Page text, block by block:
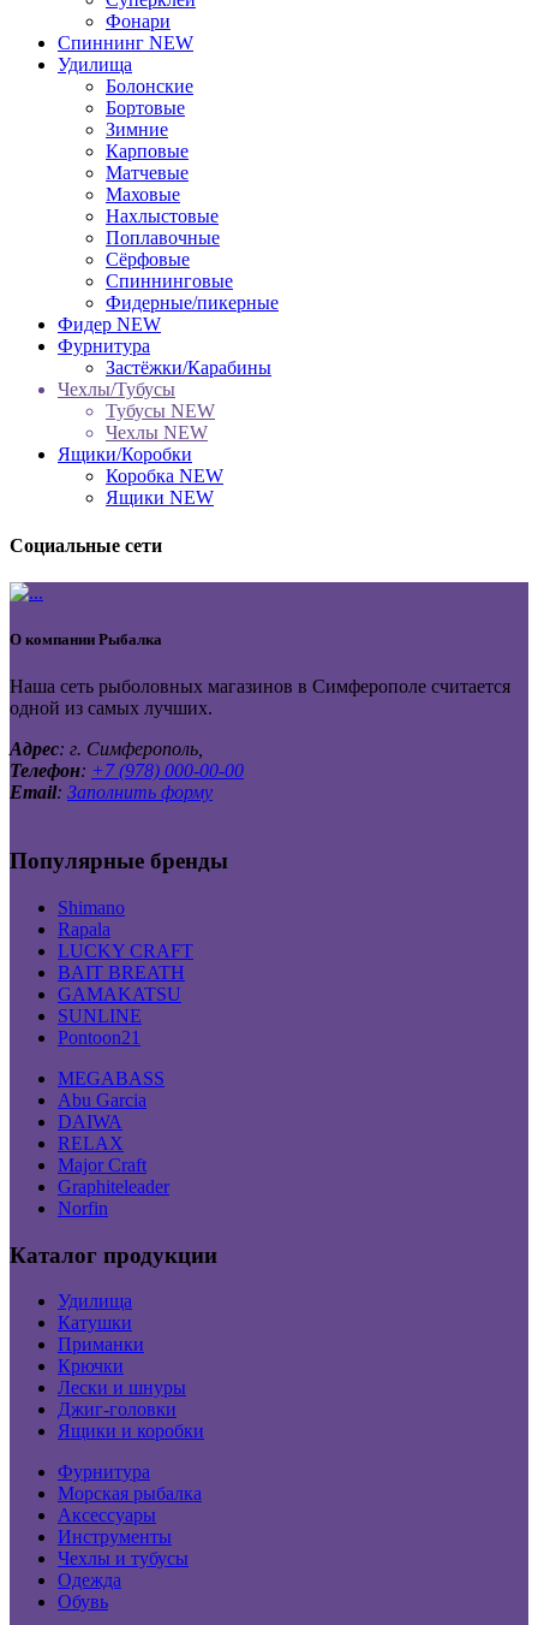
Фонари
Спиннинг NEW
Удилища
Болонские
Бортовые
Зимние
Карповые
Матчевые
Маховые
Нахлыстовые
Поплавочные
Сёрфовые
Спиннинговые
Фидерные/пикерные
Фидер NEW
Фурнитура
Застёжки/Карабины
Чехлы/Тубусы
Тубусы NEW
Чехлы NEW
Ящики/Коробки
Коробка NEW
Ящики NEW
Социальные сети
О компании Рыбалка
Наша сеть рыболовных магазинов в Симферополе считается
одной из самых лучших.
Адрес: г. Симферополь,
Телефон: +7 (978) 000-00-00
Email: Заполнить форму
Популярные бренды
Shimano
Rapala
LUCKY CRAFT
BAIT BREATH
GAMAKATSU
SUNLINE
Pontoon21
MEGABASS
Abu Garcia
DAIWA
RELAX
Major Craft
Graphiteleader
Norfin
Каталог продукции
Удилища
Катушки
Приманки
Крючки
Лески и шнуры
Джиг-головки
Ящики и коробки
Фурнитура
Морская рыбалка
Аксессуары
Инструменты
Чехлы и тубусы
Одежда
Обувь